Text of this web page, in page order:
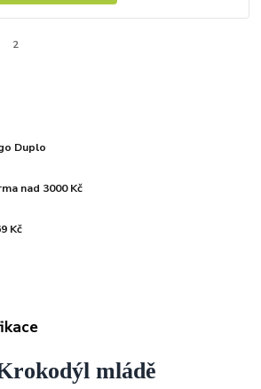
2
Duplo
nad 3000 Kč
Kč
mládě